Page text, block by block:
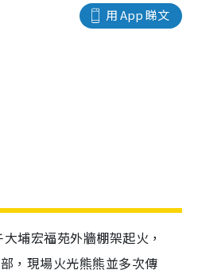
用 App 睇文
埔宏福苑外牆棚架起火，
，現場火光熊熊並多次傳